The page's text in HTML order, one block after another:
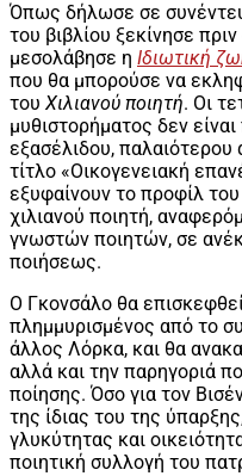
Όπως δήλωσε σε
του βιβλίου ξεκίνησε
μεσολάβησε η Ιδιωτική
που θα μπορούσε να
του Χιλιανού ποιητή. Οι
μυθιστορήματος δεν
εξασέλιδου,
τίτλο «Oικογενειακή
εξυφαίνουν το προφίλ
χιλιανού ποιητή,
γνωστών ποιητών, σε
ποιήσεως.
Ο Γκονσάλο θα
πλημμυρισμένος από το
άλλος Λόρκα, και θα
αλλά και την παρηγοριά
ποίησης. Όσο για τον
της ίδιας του της
γλυκύτητας και
ποιητική συλλογή του